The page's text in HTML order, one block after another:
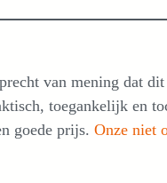
van mening dat dit
toegankelijk en
goede prijs. Onze niet